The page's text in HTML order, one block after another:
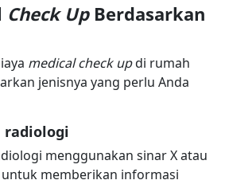
Check Up Berdasarkan
medical check updi rumah
jenisnya yang perlu Anda
radiologi
menggunakan sinar X atau
memberikan informasi